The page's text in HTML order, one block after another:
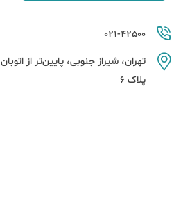
021-42500
پلاک 6